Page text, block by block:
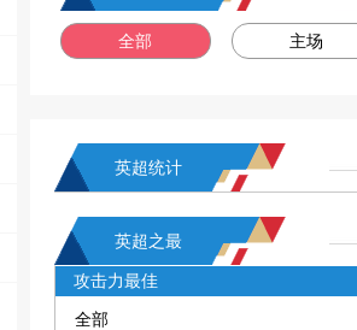
全部 主场
英超统计
英超之最
攻击力最佳
全部